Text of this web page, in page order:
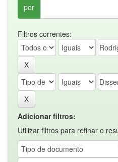
por
Filtros correntes:
Adicionar filtros:
Utilizar filtros para refinar o